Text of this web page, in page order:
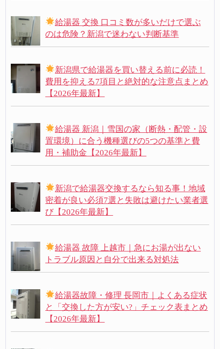
給湯器 交換 口コミ数が多いだけで選ぶ
のは危険？新潟で迷わない判断基準
新潟県で給湯器を買い替える前に必読！
費用を抑える7項目と絶対的な注意点まとめ
【2026年最新】
給湯器 新潟｜雪国の家（断熱・配管・設
置環境）に合う機種選びの5つの基準と費
用・補助金【2026年最新】
新潟で給湯器交換するなら知る事！地域
密着が良い必須7選と失敗は避けたい業者選
び【2026年最新】
給湯器 故障 上越市｜急にお湯が出ない
トラブル原因と自分で出来る対処法
給湯器故障・修理 長岡市｜よくある症状
と「交換した方が安い?」チェック表まとめ
【2026年最新】